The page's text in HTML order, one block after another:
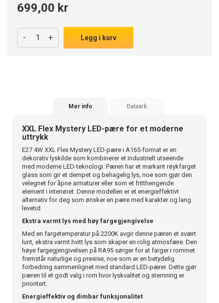
699,00 kr
- + Legg i kurv
Mer info Dataark
XXL Flex Mystery LED-pære for et moderne
uttrykk
E27 4W XXL Flex Mystery LED-pære i A165-format er en
dekorativ lyskilde som kombinerer et industrielt utseende
med moderne LED-teknologi. Pæren har et markant røykfarget
glass som gir et dempet og behagelig lys, noe som gjør den
velegnet for åpne armaturer eller som et fritthengende
element i interiøret. Denne modellen er et energieffektivt
alternativ for deg som ønsker en pære med karakter og lang
levetid.
Ekstra varmt lys med høy fargegjengivelse
Med en fargetemperatur på 2200K avgir denne pæren et svært
lunt, ekstra varmt hvitt lys som skaper en rolig atmosfære. Den
høye fargegjengivelsen på RA95 sørger for at farger i rommet
fremstår naturlige og presise, noe som er en betydelig
forbedring sammenlignet med standard LED-pærer. Dette gjør
pæren til et godt valg i rom hvor lyskvalitet og stemning er
prioritert.
Energieffektiv og dimbar funksjonalitet